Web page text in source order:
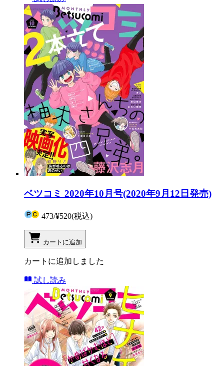
ベツコミ 2020年10月号(2020年9月12日発売)
473/¥520(税込)
カートに追加
カートに追加しました
試し読み